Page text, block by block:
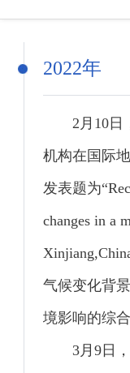
2022年
2月10日
机构在国际
发表题为
changes in a
气候变化背
境影响的综
3月9日